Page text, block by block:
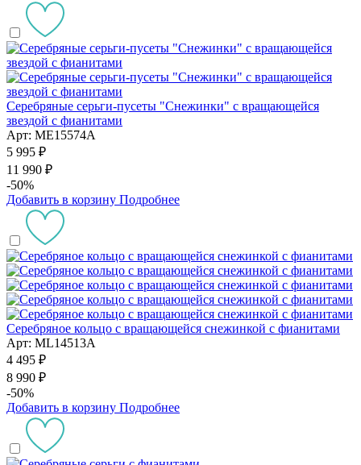
Серебряные серьги-пусеты "Снежинки" с вращающейся
звездой с фианитами
Арт: ME15574A
5 995 ₽
11 990 ₽
-50%
Добавить в корзину Подробнее
Серебряное кольцо с вращающейся снежинкой с фианитами
Арт: ML14513A
4 495 ₽
8 990 ₽
-50%
Добавить в корзину Подробнее